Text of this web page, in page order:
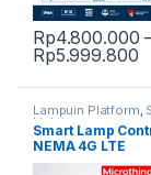
Rp4.800.000
Rp5.999.800
This product
Lampuin Platform,
Lighting
Smart Lamp
NEMA 4G LTE